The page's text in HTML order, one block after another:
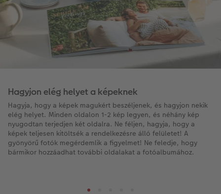
Hagyjon elég helyet a képeknek
Hagyja, hogy a képek magukért beszéljenek, és hagyjon nekik
elég helyet. Minden oldalon 1-2 kép legyen, és néhány kép
nyugodtan terjedjen két oldalra. Ne féljen, hagyja, hogy a
képek teljesen kitöltsék a rendelkezésre álló felületet! A
gyönyörű fotók megérdemlik a figyelmet! Ne feledje, hogy
bármikor hozzáadhat további oldalakat a fotóalbumához.